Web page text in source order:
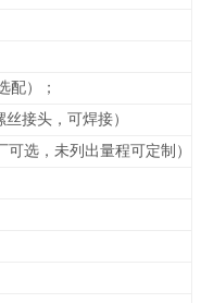
配）；
接头，可焊接）
可选，未列出量程可定制）